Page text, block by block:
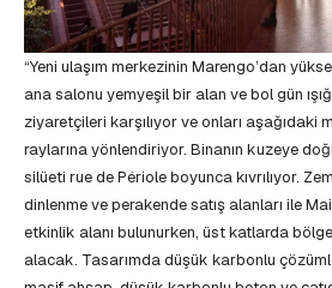
“Yeni ulaşım merkezinin Marengo’dan
ana salonu yemyeşil bir alan ve bol gün
ziyaretçileri karşılıyor ve onları aşağıdaki
raylarına yönlendiriyor. Binanın kuzeye
silüeti rue de Périole boyunca kıvrılıyor.
dinlenme ve perakende satış alanları ile
etkinlik alanı bulunurken, üst katlarda
alacak. Tasarımda düşük karbonlu